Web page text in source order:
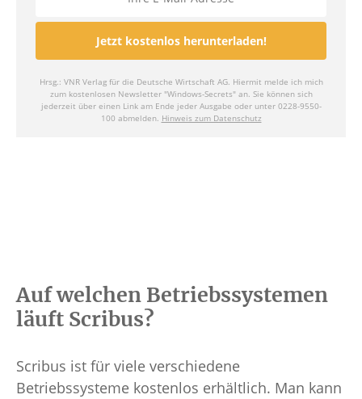
Auf welchen Betriebssystemen
läuft Scribus?
Scribus ist für viele verschiedene
Betriebssysteme kostenlos erhältlich. Man kann